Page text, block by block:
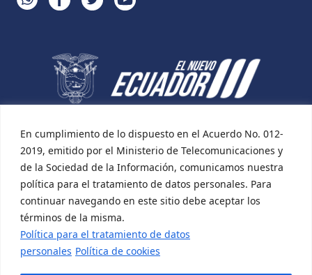
En cumplimiento de lo dispuesto en el Acuerdo No. 012-
2019, emitido por el Ministerio de Telecomunicaciones y
de la Sociedad de la Información, comunicamos nuestra
política para el tratamiento de datos personales. Para
continuar navegando en este sitio debe aceptar los
términos de la misma.
Política para el tratamiento de datos
personales Política de cookies